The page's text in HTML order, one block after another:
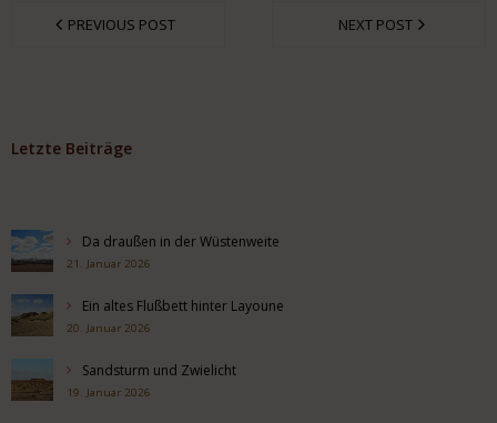
PREVIOUS POST NEXT POST
Letzte Beiträge
Da draußen in der Wüstenweite
21. Januar 2026
Ein altes Flußbett hinter Layoune
20. Januar 2026
Sandsturm und Zwielicht
19. Januar 2026